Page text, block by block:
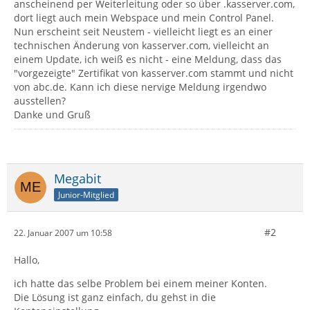
anscheinend per Weiterleitung oder so über .kasserver.com,
dort liegt auch mein Webspace und mein Control Panel.
Nun erscheint seit Neustem - vielleicht liegt es an einer
technischen Änderung von kasserver.com, vielleicht an
einem Update, ich weiß es nicht - eine Meldung, dass das
"vorgezeigte" Zertifikat von kasserver.com stammt und nicht
von abc.de. Kann ich diese nervige Meldung irgendwo
ausstellen?
Danke und Gruß
Megabit
Junior-Mitglied
22. Januar 2007 um 10:58 #2
Hallo,
ich hatte das selbe Problem bei einem meiner Konten.
Die Lösung ist ganz einfach, du gehst in die